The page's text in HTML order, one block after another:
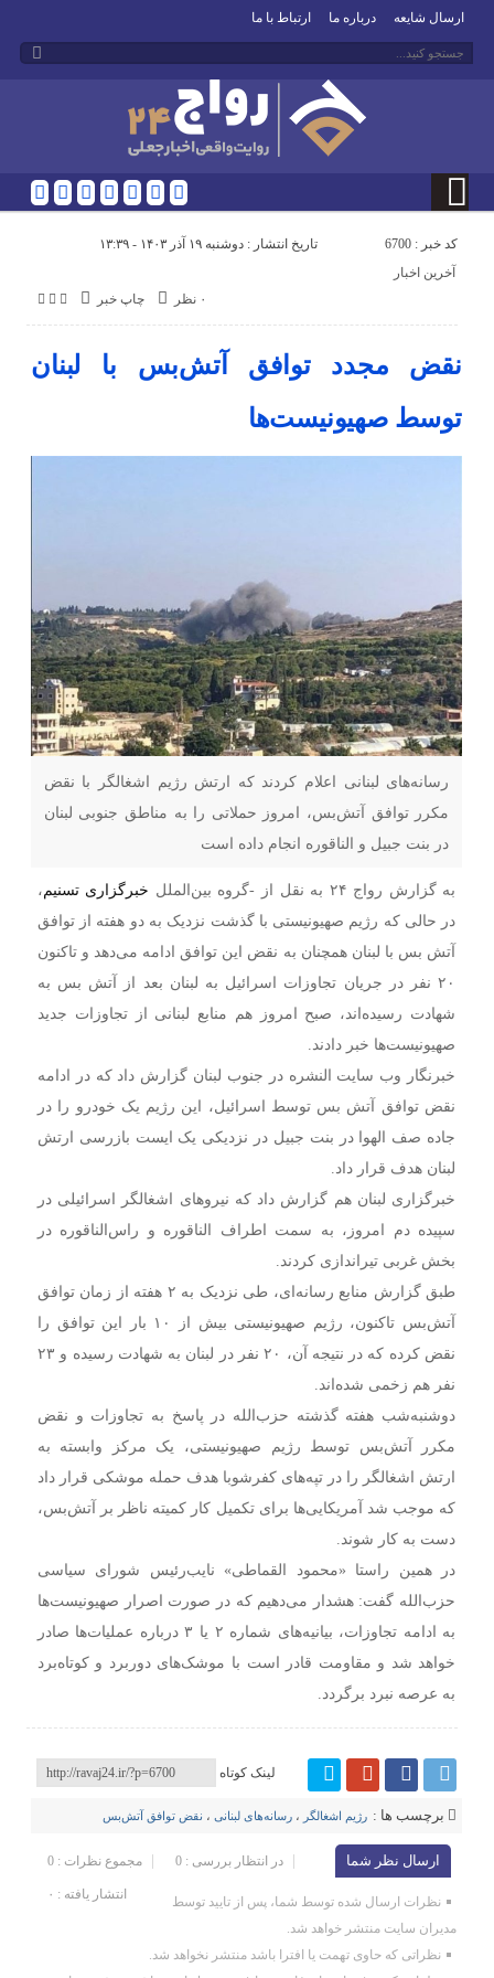
ارسال شایعه درباره ما ارتباط با ما
کد خبر : 6700 تاریخ انتشار : دوشنبه ۱۹ آذر ۱۴۰۳ - ۱۳:۳۹
چاپ خبر ۰ نظر
آخرین اخبار
نقض مجدد توافق آتش‌بس با لبنان
توسط صهیونیست‌ها
رسانه‌های لبنانی اعلام کردند که ارتش رژیم اشغالگر با نقض
مکرر توافق آتش‌بس، امروز حملاتی را به مناطق جنوبی لبنان
در بنت جبیل و الناقوره انجام داده است
به گزارش رواج ۲۴ به نقل از -گروه بین‌الملل خبرگزاری تسنیم،
در حالی که رژیم صهیونیستی با گذشت نزدیک به دو هفته از توافق
آتش بس با لبنان همچنان به نقض این توافق ادامه می‌دهد و تاکنون
۲۰ نفر در جریان تجاوزات اسرائیل به لبنان بعد از آتش بس به
شهادت رسیده‌اند، صبح امروز هم منابع لبنانی از تجاوزات جدید
صهیونیست‌ها خبر دادند.
خبرنگار وب سایت النشره در جنوب لبنان گزارش داد که در ادامه
نقض توافق آتش بس توسط اسرائیل، این رژیم یک خودرو را در
جاده صف الهوا در بنت جبیل در نزدیکی یک ایست بازرسی ارتش
لبنان هدف قرار داد.
خبرگزاری لبنان هم گزارش داد که نیروهای اشغالگر اسرائیلی در
سپیده دم امروز، به سمت اطراف الناقوره و راس‌الناقوره در
بخش غربی تیراندازی کردند.
طبق گزارش منابع رسانه‌ای، طی نزدیک به ۲ هفته از زمان توافق
آتش‌بس تاکنون، رژیم صهیونیستی بیش از ۱۰ بار این توافق را
نقض کرده که در نتیجه آن، ۲۰ نفر در لبنان به شهادت رسیده و ۲۳
نفر هم زخمی شده‌اند.
دوشنبه‌شب هفته گذشته حزب‌الله در پاسخ به تجاوزات و نقض
مکرر آتش‌بس توسط رژیم صهیونیستی، یک مرکز وابسته به
ارتش اشغالگر را در تپه‌های کفرشوبا هدف حمله موشکی قرار داد
که موجب شد آمریکایی‌ها برای تکمیل کار کمیته ناظر بر آتش‌بس،
دست به کار شوند.
در همین راستا «محمود القماطی» نایب‌رئیس شورای سیاسی
حزب‌الله گفت: هشدار می‌دهیم که در صورت اصرار صهیونیست‌ها
به ادامه تجاوزات، بیانیه‌های شماره ۲ یا ۳ درباره عملیات‌ها صادر
خواهد شد و مقاومت قادر است با موشک‌های دوربرد و کوتاه‌برد
به عرصه نبرد برگردد.
لینک کوتاه
برچسب ها : رژیم اشغالگر ،رسانه‌های لبنانی ، نقض توافق آتش‌بس
ارسال نظر شما مجموع نظرات : 0 در انتظار بررسی : 0
انتشار یافته : ۰
نظرات ارسال شده توسط شما، پس از تایید توسط
مدیران سایت منتشر خواهد شد.
نظراتی که حاوی تهمت یا افترا باشد منتشر نخواهد شد.